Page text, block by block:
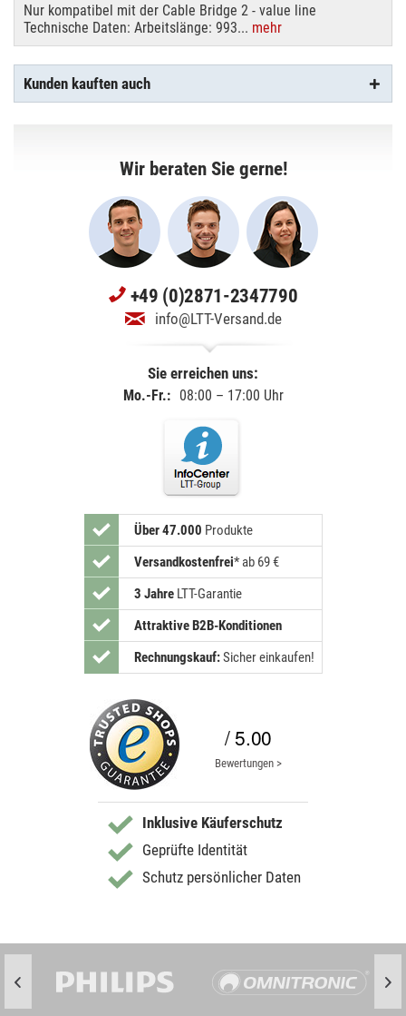
Nur kompatibel mit der Cable Bridge 2 - value line
Technische Daten: Arbeitslänge: 993... mehr
Kunden kauften auch
Wir beraten Sie gerne!
+49 (0)2871-2347790
info@LTT-Versand.de
Sie erreichen uns:
Mo.-Fr.: 08:00 – 17:00 Uhr
Über 47.000 Produkte
Versandkostenfrei* ab 69 €
3 JahreLTT-Garantie
Attraktive B2B-Konditionen
Rechnungskauf:Sicher einkaufen!
/ 5.00
Bewertungen >
Inklusive Käuferschutz
Geprüfte Identität
Schutz persönlicher Daten